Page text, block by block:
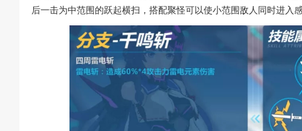
后一击为中范围的跃起横扫，搭配聚怪可以使小范围敌人同时进入感